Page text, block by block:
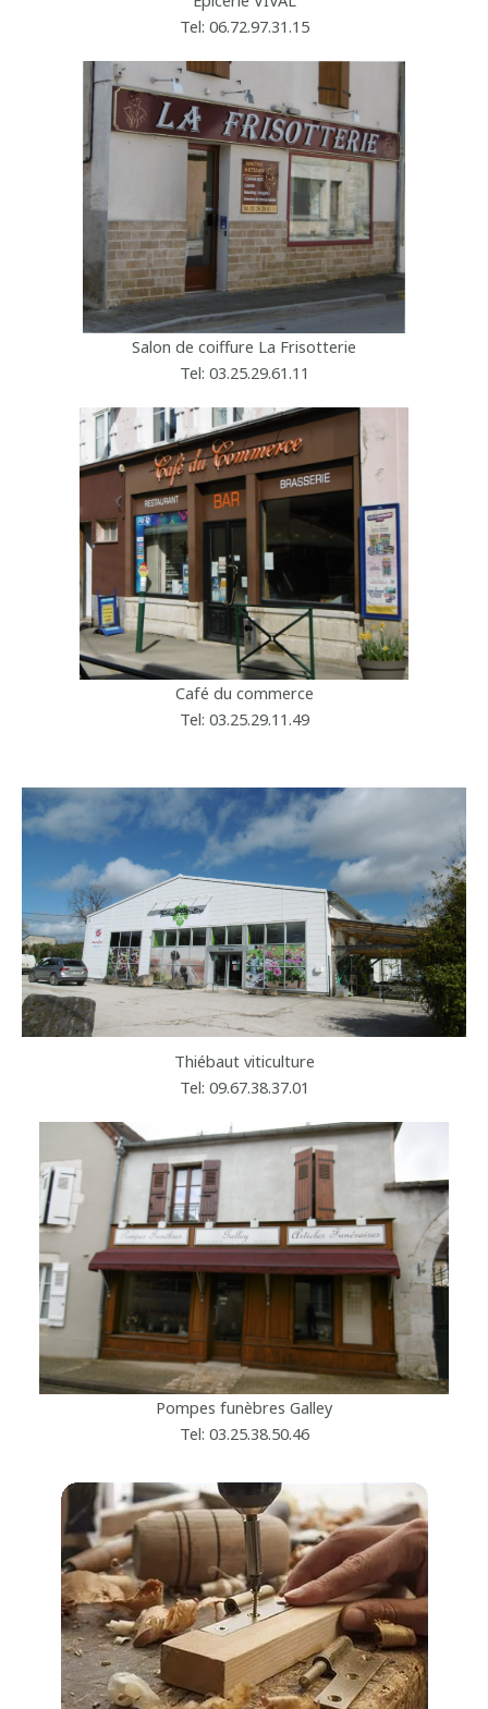
Tel: 06.72.97.31.15
Salon de coiffure La Frisotterie
Tel: 03.25.29.61.11
Café du commerce
Tel: 03.25.29.11.49
Thiébaut viticulture
Tel: 09.67.38.37.01
Pompes funèbres Galley
Tel: 03.25.38.50.46